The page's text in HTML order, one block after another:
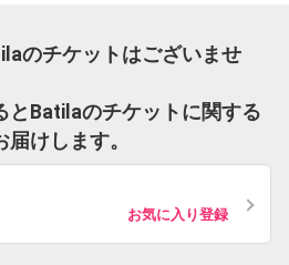
のチケットはございませ
とBatilaのチケットに関する
けします。
お気に入り登録